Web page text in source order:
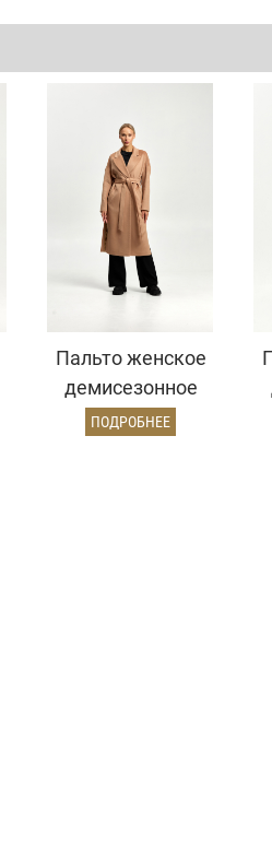
Пальто женское
демисезонное
26820 (кэмел
ПОДРОБНЕЕ